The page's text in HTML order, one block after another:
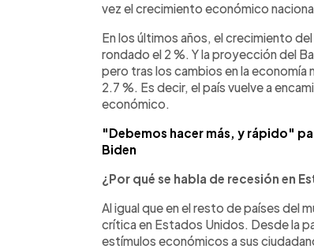
vez el crecimiento económico
En los últimos años, el crecimiento
rondado el 2 %. Y la proyección del
pero tras los cambios en la economía
2.7 %. Es decir, el país vuelve a
económico.
"Debemos hacer más, y rápido"
Biden
¿Por qué se habla de recesión en
Al igual que en el resto de países del
crítica en Estados Unidos. Desde la
estímulos económicos a sus